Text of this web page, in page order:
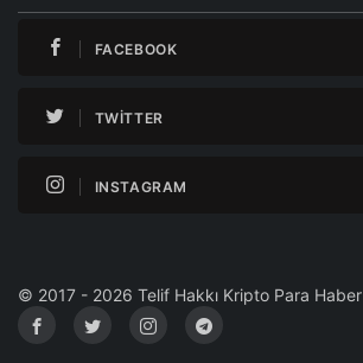
FACEBOOK
TWITTER
INSTAGRAM
© 2017 - 2026 Telif Hakkı Kripto Para Haber